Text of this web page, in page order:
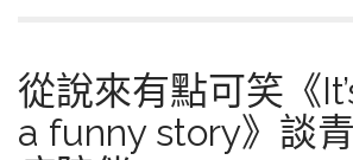
從說來有點可笑《
a funny story》談